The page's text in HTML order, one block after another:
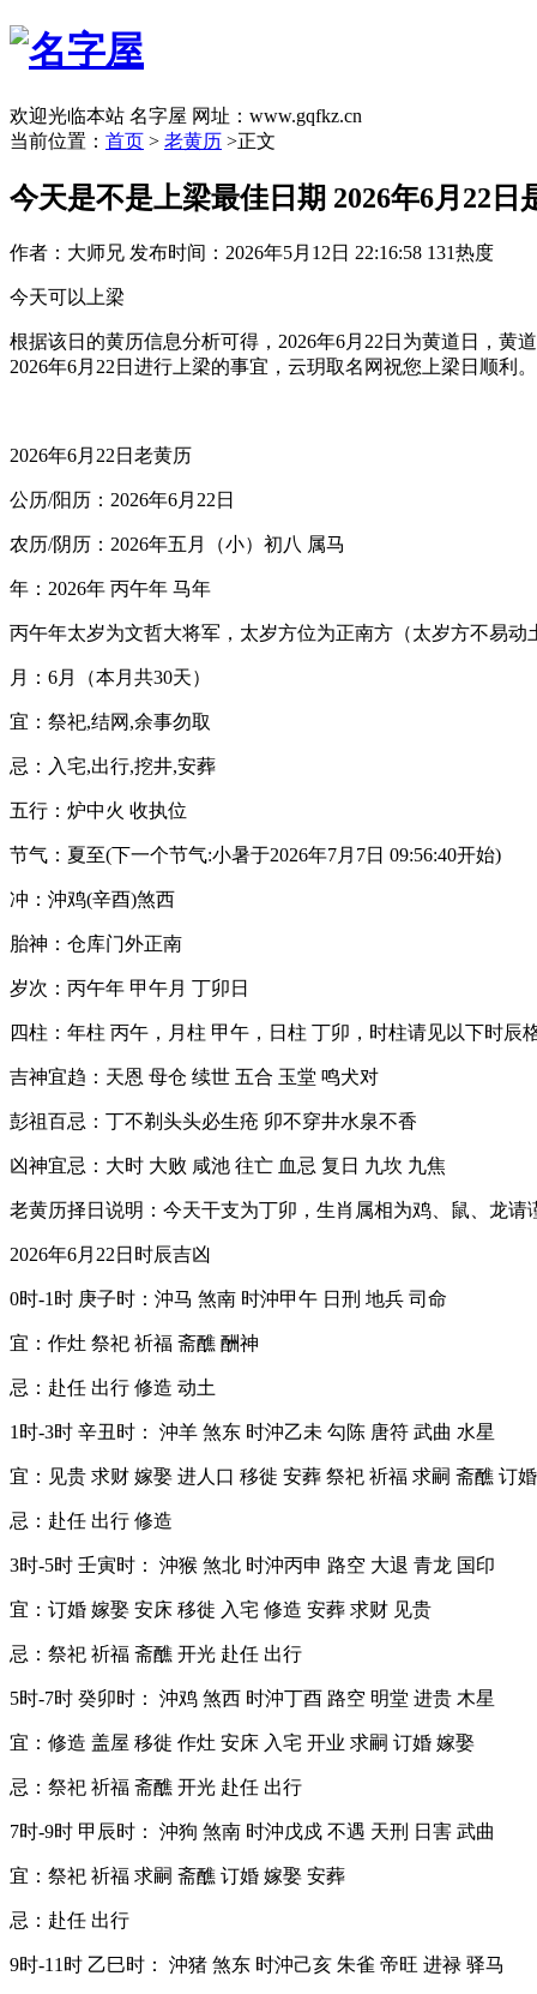
欢迎光临本站 名字屋 网址：www.gqfkz.cn
当前位置： 首页 > 老黄历 >正文
今天是不是上梁最佳日期 2026年6月22日
作者：大师兄 发布时间：2026年5月12日 22:16:58 131热度
今天可以上梁
根据该日的黄历信息分析可得，2026年6月22日为黄道日，黄
2026年6月22日进行上梁的事宜，云玥取名网祝您上梁日顺利。
2026年6月22日老黄历
公历/阳历：2026年6月22日
农历/阴历：2026年五月（小）初八 属马
年：2026年 丙午年 马年
丙午年太岁为文哲大将军，太岁方位为正南方（太岁方不易动
月：6月（本月共30天）
宜：祭祀,结网,余事勿取
忌：入宅,出行,挖井,安葬
五行：炉中火 收执位
节气：夏至(下一个节气:小暑于2026年7月7日 09:56:40开始)
冲：沖鸡(辛酉)煞西
胎神：仓库门外正南
岁次：丙午年 甲午月 丁卯日
四柱：年柱 丙午，月柱 甲午，日柱 丁卯，时柱请见以下时辰格
吉神宜趋：天恩 母仓 续世 五合 玉堂 鸣犬对
彭祖百忌：丁不剃头头必生疮 卯不穿井水泉不香
凶神宜忌：大时 大败 咸池 往亡 血忌 复日 九坎 九焦
老黄历择日说明：今天干支为丁卯，生肖属相为鸡、鼠、龙请
2026年6月22日时辰吉凶
0时-1时 庚子时：沖马 煞南 时沖甲午 日刑 地兵 司命
宜：作灶 祭祀 祈福 斋醮 酬神
忌：赴任 出行 修造 动土
1时-3时 辛丑时： 沖羊 煞东 时沖乙未 勾陈 唐符 武曲 水星
宜：见贵 求财 嫁娶 进人口 移徙 安葬 祭祀 祈福 求嗣 斋醮 订婚
忌：赴任 出行 修造
3时-5时 壬寅时： 沖猴 煞北 时沖丙申 路空 大退 青龙 国印
宜：订婚 嫁娶 安床 移徙 入宅 修造 安葬 求财 见贵
忌：祭祀 祈福 斋醮 开光 赴任 出行
5时-7时 癸卯时： 沖鸡 煞西 时沖丁酉 路空 明堂 进贵 木星
宜：修造 盖屋 移徙 作灶 安床 入宅 开业 求嗣 订婚 嫁娶
忌：祭祀 祈福 斋醮 开光 赴任 出行
7时-9时 甲辰时： 沖狗 煞南 时沖戊戍 不遇 天刑 日害 武曲
宜：祭祀 祈福 求嗣 斋醮 订婚 嫁娶 安葬
忌：赴任 出行
9时-11时 乙巳时： 沖猪 煞东 时沖己亥 朱雀 帝旺 进禄 驿马